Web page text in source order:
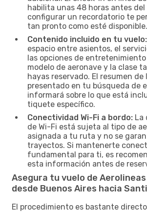
habilita unas 48 horas antes del
configurar un recordatorio te
tan pronto como esté disponible.
Contenido incluido en tu vuelo:
espacio entre asientos, el
las opciones de
modelo de aeronave y la clase
hayas reservado. El resumen
presentado en tu búsqueda de
informará sobre lo que está
tiquete específico.
Conectividad Wi-Fi a bordo: La
de Wi-Fi está sujeta al tipo de
asignada a tu ruta y no se
trayectos. Si mantenerte
fundamental para ti, es
esta información antes de
Asegura tu vuelo de
desde Buenos Aires hacia
El procedimiento es bastante